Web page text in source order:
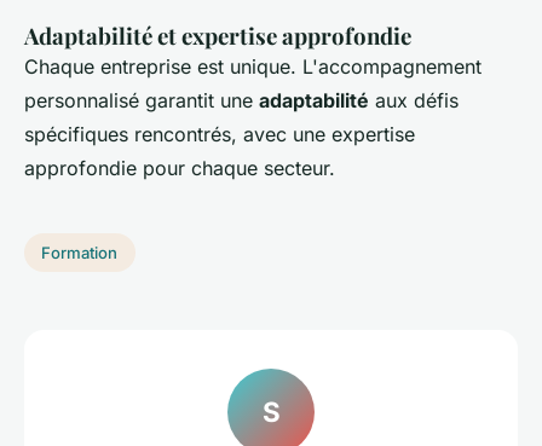
Adaptabilité et expertise approfondie
Chaque entreprise est unique. L'accompagnement
personnalisé garantit une adaptabilité aux défis
spécifiques rencontrés, avec une expertise
approfondie pour chaque secteur.
Formation
S